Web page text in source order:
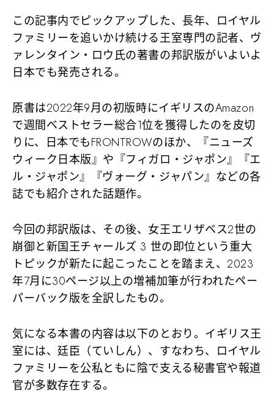
この記事内でピックアップした、長年、ロイヤル
ファミリーを追いかけ続ける王室専門の記者、ヴ
ァレンタイン・ロウ氏の著書の邦訳版がいよいよ
日本でも発売される。
原書は2022年9月の初版時にイギリスのAmazon
で週間ベストセラー総合1位を獲得したのを皮切
りに、日本でもFRONTROWのほか、『ニューズ
ウィーク日本版』や『フィガロ・ジャポン』『エ
ル・ジャポン』『ヴォーグ・ジャパン』などの各
誌でも紹介された話題作。
今回の邦訳版は、その後、女王エリザベス2世の
崩御と新国王チャールズ 3 世の即位という重大
トピックが新たに起こったことを踏まえ、2023
年7月に30ページ以上の増補加筆が行われたペー
パーバック版を全訳したもの。
気になる本書の内容は以下のとおり。イギリス王
室には、廷臣（ていしん）、すなわち、ロイヤル
ファミリーを公私ともに陰で支える秘書官や報道
官が多数存在する。